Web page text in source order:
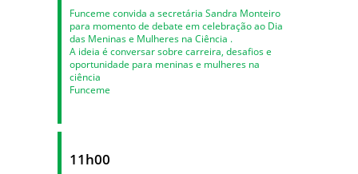
Funceme convida a secretária Sandra Monteiro
para momento de debate em celebração ao Dia
das Meninas e Mulheres na Ciência .
A ideia é conversar sobre carreira, desafios e
oportunidade para meninas e mulheres na
ciência
Funceme
11h00